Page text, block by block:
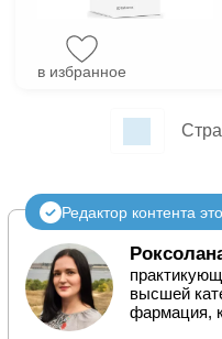
в избранное
Редактор контента
высшей
фармация,